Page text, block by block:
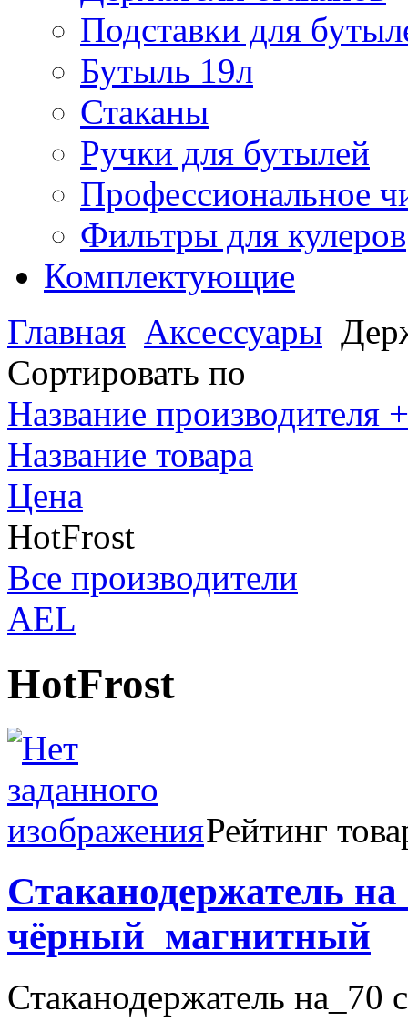
Подставки для
Бутыль 19л
Стаканы
Ручки для бутылей
Профессиональное
Фильтры для кулеров
Комплектующие
Главная Аксессуары
Сортировать по
Название производителя
Название товара
Цена
HotFrost
Все производители
AEL
HotFrost
Рейтинг
Стаканодержатель
чёрный_магнитный
Стаканодержатель на_70